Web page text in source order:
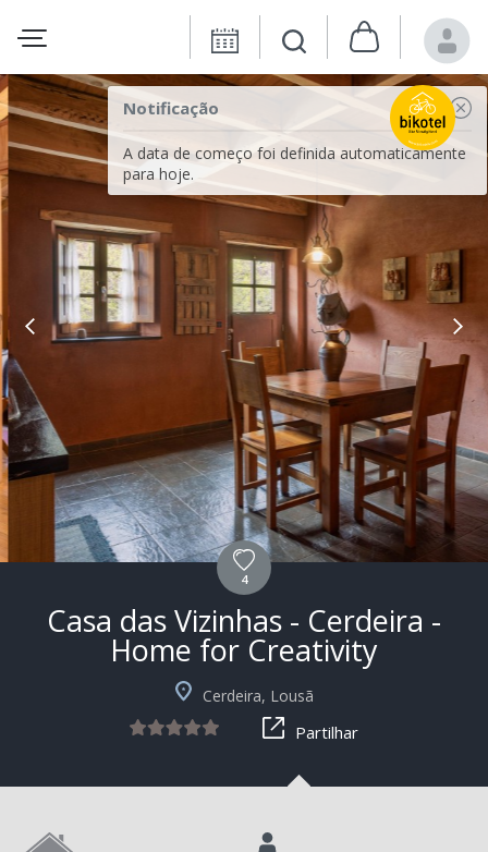
Notificação
A data de começo foi definida automaticamente
para hoje.
4
Casa das Vizinhas - Cerdeira -
Home for Creativity
Cerdeira, Lousã
Partilhar